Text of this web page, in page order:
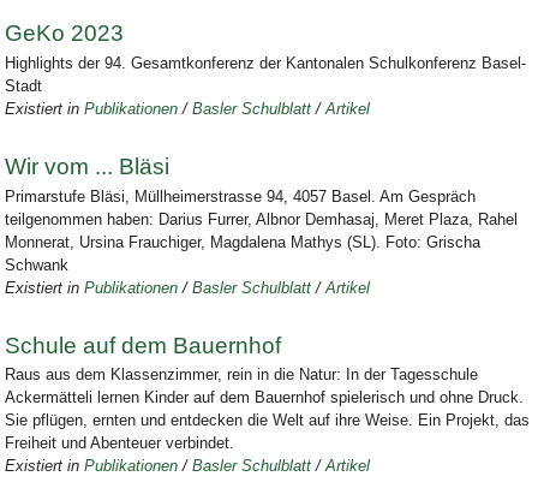
GeKo 2023
Highlights der 94. Gesamtkonferenz der Kantonalen Schulkonferenz Basel-
Stadt
Existiert in Publikationen /Basler Schulblatt /Artikel
Wir vom ... Bläsi
Primarstufe Bläsi, Müllheimerstrasse 94, 4057 Basel. Am Gespräch
teilgenommen haben: Darius Furrer, Albnor Demhasaj, Meret Plaza, Rahel
Monnerat, Ursina Frauchiger, Magdalena Mathys (SL). Foto: Grischa
Schwank
Existiert in Publikationen /Basler Schulblatt /Artikel
Schule auf dem Bauernhof
Raus aus dem Klassenzimmer, rein in die Natur: In der Tagesschule
Ackermätteli lernen Kinder auf dem Bauernhof spielerisch und ohne Druck.
Sie pflügen, ernten und entdecken die Welt auf ihre Weise. Ein Projekt, das
Freiheit und Abenteuer verbindet.
Existiert in Publikationen /Basler Schulblatt /Artikel